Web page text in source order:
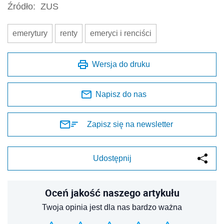
Źródło: ZUS
emerytury renty emeryci i renciści
Wersja do druku
Napisz do nas
Zapisz się na newsletter
Udostępnij
Oceń jakość naszego artykułu
Twoja opinia jest dla nas bardzo ważna